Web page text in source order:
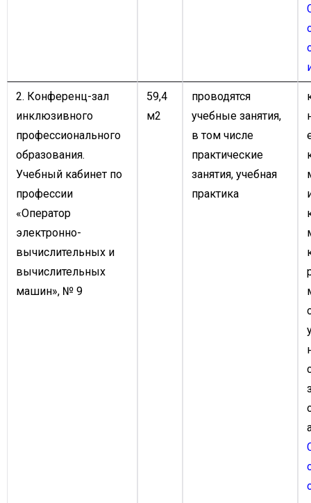
2. Конференц-зал
инклюзивного
профессионального
образования.
Учебный кабинет по
профессии
«Оператор
электронно-
вычислительных и
вычислительных
машин», № 9
59,4
м2
проводятся
учебные занятия,
в том числе
практические
занятия, учебная
практика